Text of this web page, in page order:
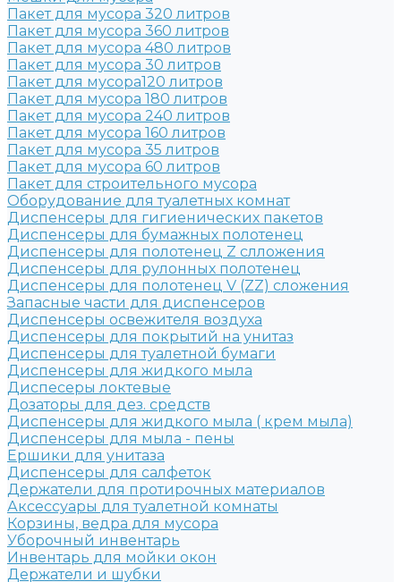
Пакет для мусора 320 литров
Пакет для мусора 360 литров
Пакет для мусора 480 литров
Пакет для мусора 30 литров
Пакет для мусора120 литров
Пакет для мусора 180 литров
Пакет для мусора 240 литров
Пакет для мусора 160 литров
Пакет для мусора 35 литров
Пакет для мусора 60 литров
Пакет для строительного мусора
Оборудование для туалетных комнат
Диспенсеры для гигиенических пакетов
Диспенсеры для бумажных полотенец
Диспенсеры для полотенец Z слложения
Диспенсеры для рулонных полотенец
Диспенсеры для полотенец V (ZZ) сложения
Запасные части для диспенсеров
Диспенсеры освежителя воздуха
Диспенсеры для покрытий на унитаз
Диспенсеры для туалетной бумаги
Диспенсеры для жидкого мыла
Диспесеры локтевые
Дозаторы для дез. средств
Диспенсеры для жидкого мыла ( крем мыла)
Диспенсеры для мыла - пены
Ершики для унитаза
Диспенсеры для салфеток
Держатели для протирочных материалов
Аксессуары для туалетной комнаты
Корзины, ведра для мусора
Уборочный инвентарь
Инвентарь для мойки окон
Держатели и шубки